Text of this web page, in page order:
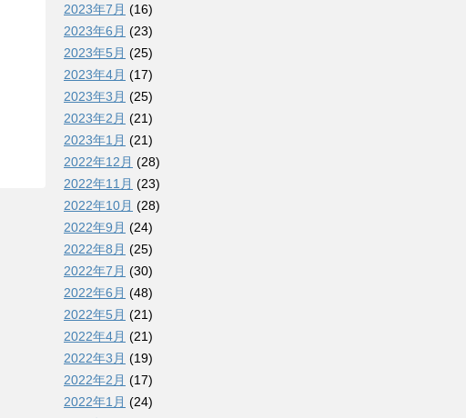
2023年7月 (16)
2023年6月 (23)
2023年5月 (25)
2023年4月 (17)
2023年3月 (25)
2023年2月 (21)
2023年1月 (21)
2022年12月 (28)
2022年11月 (23)
2022年10月 (28)
2022年9月 (24)
2022年8月 (25)
2022年7月 (30)
2022年6月 (48)
2022年5月 (21)
2022年4月 (21)
2022年3月 (19)
2022年2月 (17)
2022年1月 (24)